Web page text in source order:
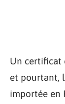
Un certificat
et pourtant,
importée en